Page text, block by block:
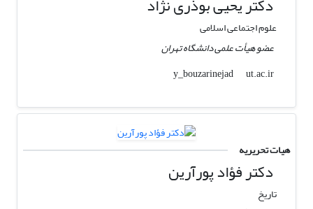
علوم اجتماعی اسلامی
عضو هیأت علمی دانشگاه تهران
y_bouzarinejad
ut.ac.ir
هیات تحریریه
دکتر فؤاد پورآرین
تاریخ